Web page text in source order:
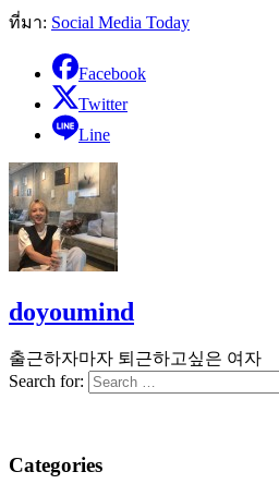
ที่มา: Social Media Today
Facebook
Twitter
Line
doyoumind
출근하자마자 퇴근하고싶은 여자
Search for:
Categories